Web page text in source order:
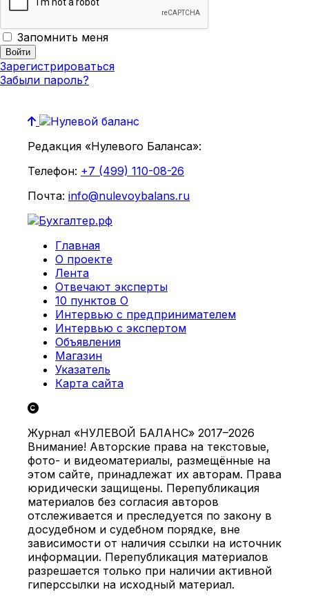
Запомнить меня
Зарегистрироваться
Забыли пароль?
Редакция «Нулевого Баланса»:
Телефон: +7 (499) 110-08-26
Почта: info@nulevoybalans.ru
Главная
О проекте
Лента
Отвечают эксперты
10 пунктов О
Интервью с предпринимателем
Интервью с экспертом
Объявления
Магазин
Указатель
Карта сайта
Журнал «НУЛЕВОЙ БАЛАНС» 2017–2026
Внимание! Авторские права на текстовые,
фото- и видеоматериалы, размещённые на
этом сайте, принадлежат их авторам. Права
юридически защищены. Перепубликация
материалов без согласия авторов
отслеживается и преследуется по закону в
досудебном и судебном порядке, вне
зависимости от наличия ссылки на источник
информации. Перепубликация материалов
разрешается только при наличии активной
гиперссылки на исходный материал.